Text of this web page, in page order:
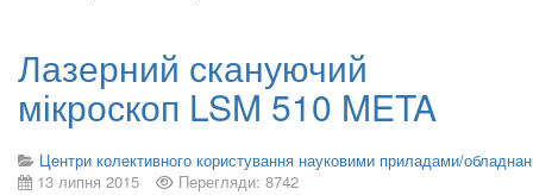
Лазерний скануючий
мікроскоп LSM 510 META
Центри колективного користування науковими приладами/
13 липня 2015
Перегляди: 8742